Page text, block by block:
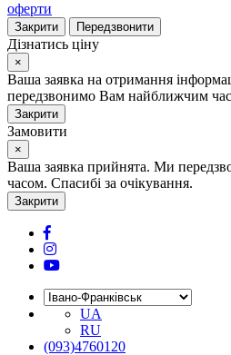
оферти
Закрити Передзвонити
Дізнатись ціну
×
Ваша заявка на отримання
передзвонимо Вам найближчим
Закрити
Замовити
×
Ваша заявка прийнята. Ми
часом. Спасибі за очікування.
Закрити
UA
RU
(093)4760120